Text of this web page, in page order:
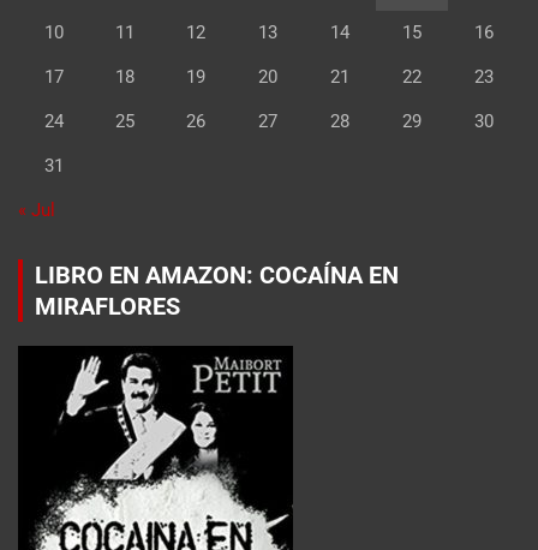
10 11 12 13 14 15 16
17 18 19 20 21 22 23
24 25 26 27 28 29 30
31
« Jul
LIBRO EN AMAZON: COCAÍNA EN
MIRAFLORES